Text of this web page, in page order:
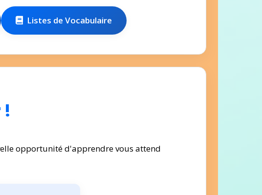
Listes de Vocabulaire
opportunité d'apprendre vous attend